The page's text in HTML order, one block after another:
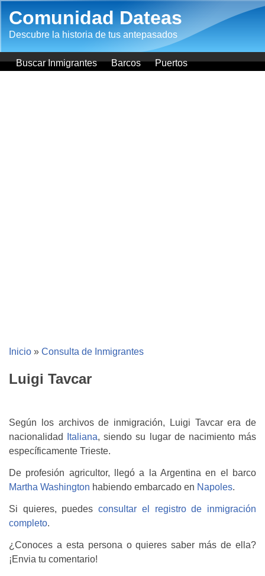
Comunidad Dateas
Descubre la historia de tus antepasados
Buscar Inmigrantes Barcos Puertos
Inicio » Consulta de Inmigrantes
Luigi Tavcar
Según los archivos de inmigración, Luigi Tavcar era de
nacionalidad
Italiana, siendo su lugar de nacimiento más
específicamente Trieste.
De profesión agricultor, llegó a la Argentina en el barco
Martha Washington habiendo embarcado en Napoles.
Si quieres, puedesconsultar el registro de inmigración
completo.
¿Conoces a esta persona o quieres saber más de ella?
¡Envia tu comentario!